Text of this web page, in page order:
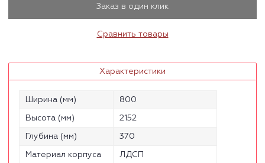
Заказ в один клик
Сравнить товары
Характеристики
Ширина (мм) 800
Высота (мм) 2152
Глубина (мм) 370
Материал корпуса ЛДСП